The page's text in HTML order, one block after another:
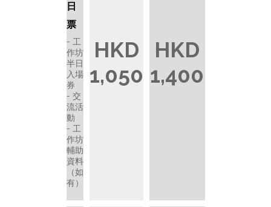
日
票
工
作坊
半日
入場
券
交
流活
動
工
作坊
輔助
資料
（如
有）
HKD
1,050
HKD
1,400